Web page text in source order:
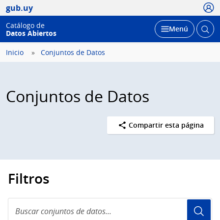
gub.uy
Catálogo de
Datos Abiertos
Desplegar
Menú Abrir
Inicio Conjuntos de Datos
Conjuntos de Datos
Compartir esta página
Filtros
conjuntos